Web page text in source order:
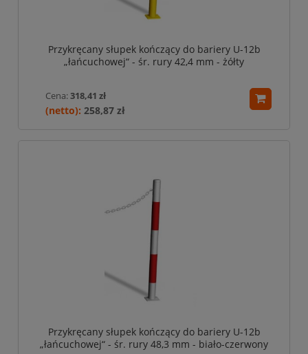
Przykręcany słupek kończący do bariery U-12b
„łańcuchowej“ - śr. rury 42,4 mm - żółty
Cena:318,41 zł
258,87 zł
Przykręcany słupek kończący do bariery U-12b
„łańcuchowej“ - śr. rury 48,3 mm - biało-czerwony